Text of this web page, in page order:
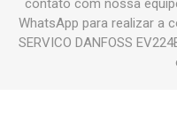
contato com nossa
WhatsApp para realizar a
SERVICO DANFOSS